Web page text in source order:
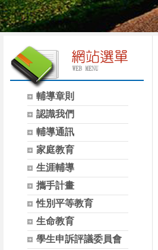
輔導章則
認識我們
輔導通訊
家庭教育
生涯輔導
攜手計畫
性別平等教育
生命教育
學生申訴評議委員會